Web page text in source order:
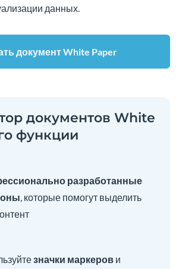
данных.
документ White Paper
документов White
функции
разработанные
, которые помогут выделить
значки маркеров и